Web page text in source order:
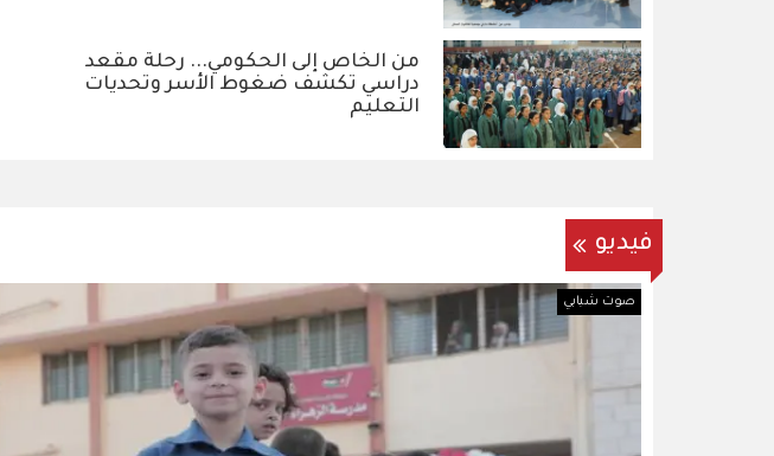
من الخاص إلى الحكومي... رحلة مقعد
دراسي تكشف ضغوط الأسر وتحديات
التعليم
فيديو
صوت شبابي